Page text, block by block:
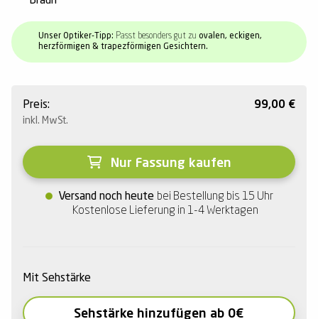
Unser Optiker-Tipp: Passt besonders gut zu ovalen, eckigen,
herzförmigen & trapezförmigen Gesichtern.
Preis:
inkl. MwSt.
99,00 €
Nur Fassung kaufen
Versand noch heute bei Bestellung bis 15 Uhr
Kostenlose Lieferung in 1-4 Werktagen
Mit Sehstärke
Sehstärke hinzufügen ab 0€